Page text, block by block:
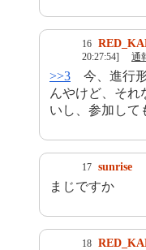
16
20:27:54]
通
>>3 今、進行
んやけど、それ
いし、参加して
17 sunrise
まじですか
18